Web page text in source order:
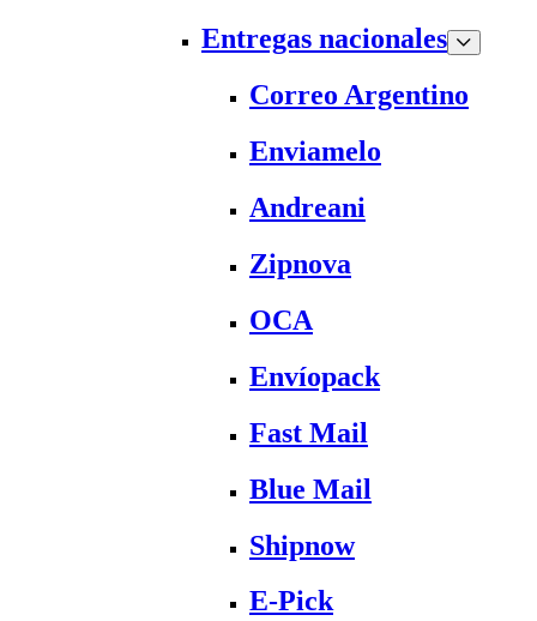
Entregas nacionales
Correo Argentino
Enviamelo
Andreani
Zipnova
OCA
Envíopack
Fast Mail
Blue Mail
Shipnow
E-Pick